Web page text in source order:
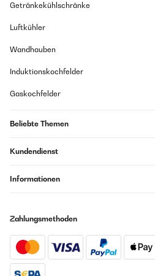
Getränkekühlschränke
Luftkühler
Wandhauben
Induktionskochfelder
Gaskochfelder
Beliebte Themen
Kundendienst
Informationen
Zahlungsmethoden